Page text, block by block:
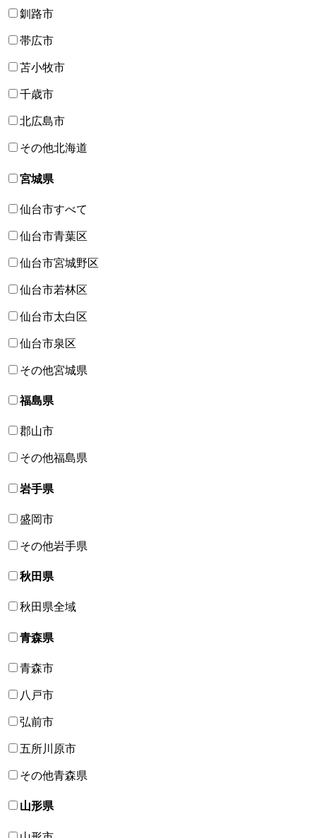
釧路市
帯広市
苫小牧市
千歳市
北広島市
その他北海道
宮城県
仙台市すべて
仙台市青葉区
仙台市宮城野区
仙台市若林区
仙台市太白区
仙台市泉区
その他宮城県
福島県
郡山市
その他福島県
岩手県
盛岡市
その他岩手県
秋田県
秋田県全域
青森県
青森市
八戸市
弘前市
五所川原市
その他青森県
山形県